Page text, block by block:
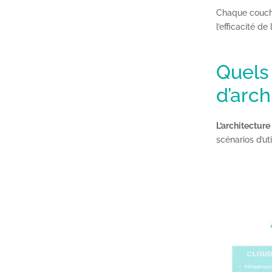
Chaque
l’efficacité
scénarios